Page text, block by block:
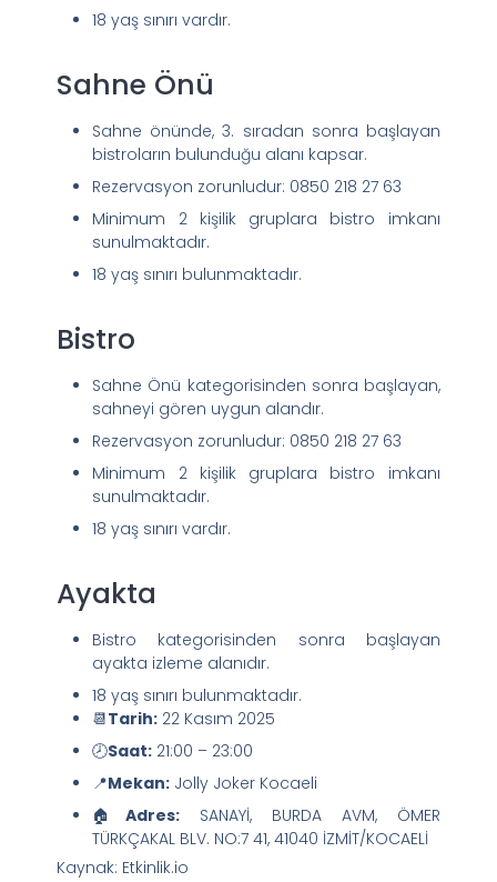
18 yaş sınırı vardır.
Sahne Önü
Sahne önünde, 3. sıradan sonra başlayan
bistroların bulunduğu alanı kapsar.
Rezervasyon zorunludur: 0850 218 27 63
Minimum 2 kişilik gruplara bistro imkanı
sunulmaktadır.
18 yaş sınırı bulunmaktadır.
Bistro
Sahne Önü kategorisinden sonra başlayan,
sahneyi gören uygun alandır.
Rezervasyon zorunludur: 0850 218 27 63
Minimum 2 kişilik gruplara bistro imkanı
sunulmaktadır.
18 yaş sınırı vardır.
Ayakta
Bistro kategorisinden sonra başlayan
ayakta izleme alanıdır.
18 yaş sınırı bulunmaktadır.
📆Tarih: 22 Kasım 2025
🕗Saat: 21:00 – 23:00
📍Mekan: Jolly Joker Kocaeli
🏠Adres: SANAYİ, BURDA AVM, ÖMER
TÜRKÇAKAL BLV. NO:7 41, 41040 İZMİT/KOCAELİ
Kaynak: Etkinlik.io